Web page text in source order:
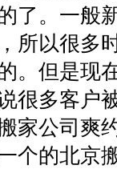
了。一般
所以很多
。但是现
很多客户
家公司爽
个的北京